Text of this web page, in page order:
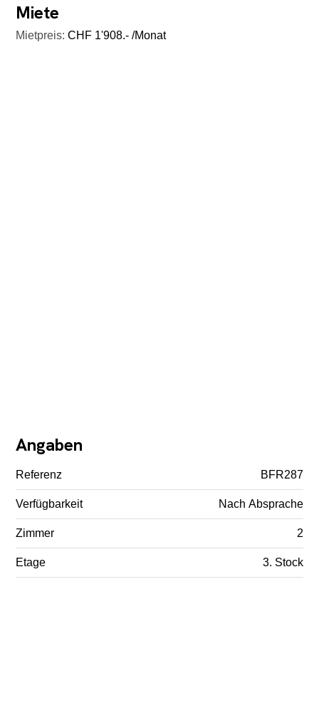
Miete
Mietpreis: CHF 1'908.- /Monat
Angaben
Referenz BFR287
Verfügbarkeit Nach Absprache
Zimmer 2
Etage 3. Stock